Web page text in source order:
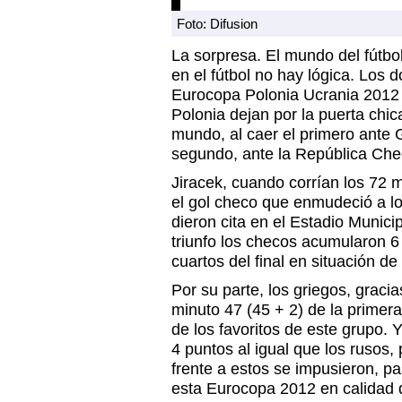
Foto: Difusion
La sorpresa. El mundo del
en el fútbol no hay lógica. Los
Eurocopa Polonia Ucrania
Polonia dejan por la puerta
mundo, al caer el primero ante
segundo, ante la República
Jiracek, cuando corrían los 72
el gol checo que enmudeció a
dieron cita en el Estadio
triunfo los checos acumularon
cuartos del final en situación
Por su parte, los griegos,
minuto 47 (45 + 2) de la
de los favoritos de este grupo.
4 puntos al igual que los rusos,
frente a estos se impusieron,
esta Eurocopa 2012 en calidad